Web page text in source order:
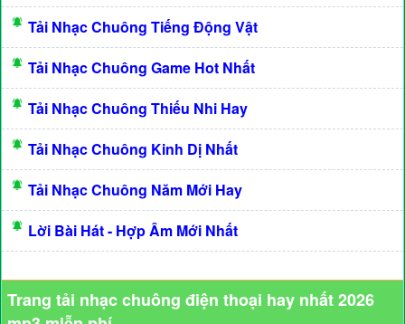
Tải Nhạc Chuông Tiếng Động Vật
Tải Nhạc Chuông Game Hot Nhất
Tải Nhạc Chuông Thiếu Nhi Hay
Tải Nhạc Chuông Kinh Dị Nhất
Tải Nhạc Chuông Năm Mới Hay
Lời Bài Hát - Hợp Âm Mới Nhất
Trang tải nhạc chuông điện thoại hay nhất 2026